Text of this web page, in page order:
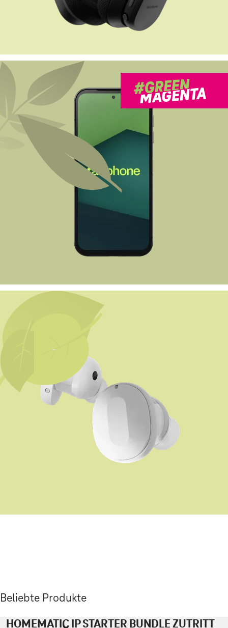
Beliebte Produkte
HOMEMATIC IP STARTER BUNDLE ZUTRITT